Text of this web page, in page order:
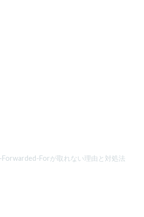
Forが取れない理由と対処法